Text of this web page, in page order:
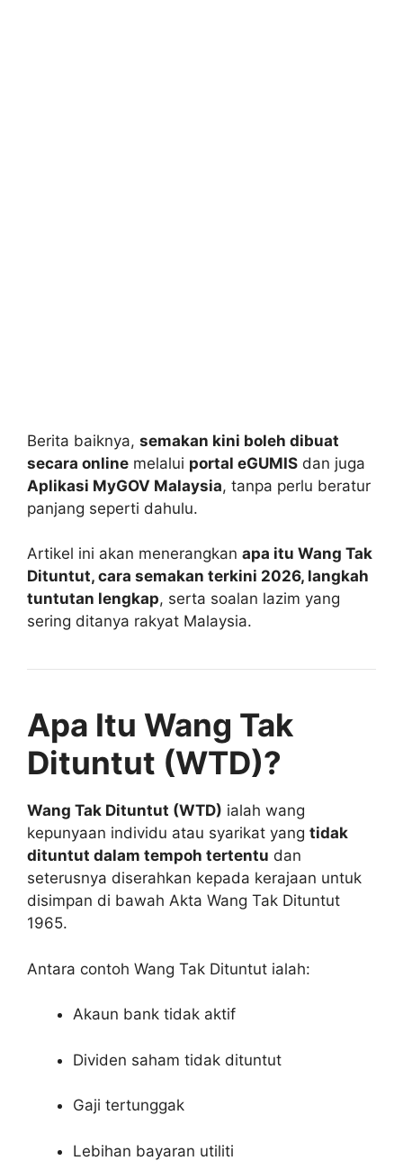
Berita baiknya, semakan kini boleh dibuat
secara online melalui portal eGUMIS dan juga
Aplikasi MyGOV Malaysia, tanpa perlu beratur
panjang seperti dahulu.
Artikel ini akan menerangkan apa itu Wang Tak
Dituntut, cara semakan terkini 2026, langkah
tuntutan lengkap, serta soalan lazim yang
sering ditanya rakyat Malaysia.
Apa Itu Wang Tak
Dituntut (WTD)?
Wang Tak Dituntut (WTD) ialah wang
kepunyaan individu atau syarikat yang tidak
dituntut dalam tempoh tertentu dan
seterusnya diserahkan kepada kerajaan untuk
disimpan di bawah Akta Wang Tak Dituntut
1965.
Antara contoh Wang Tak Dituntut ialah:
Akaun bank tidak aktif
Dividen saham tidak dituntut
Gaji tertunggak
Lebihan bayaran utiliti